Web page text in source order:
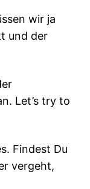
wir ja
und der
Let’s try to
Findest Du
vergeht,